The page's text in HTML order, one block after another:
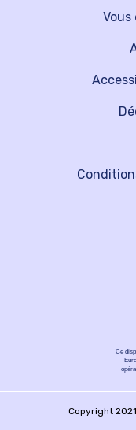
Vous
Ce
Copyright